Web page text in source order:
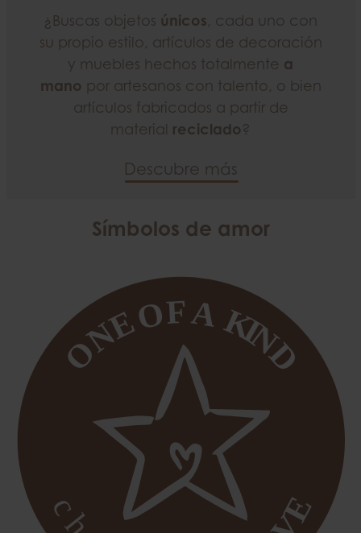
¿Buscas objetos únicos, cada uno con
su propio estilo, artículos de decoración
y muebles hechos totalmente a
mano por artesanos con talento, o bien
artículos fabricados a partir de
material reciclado ?
Descubre más
Símbolos de amor